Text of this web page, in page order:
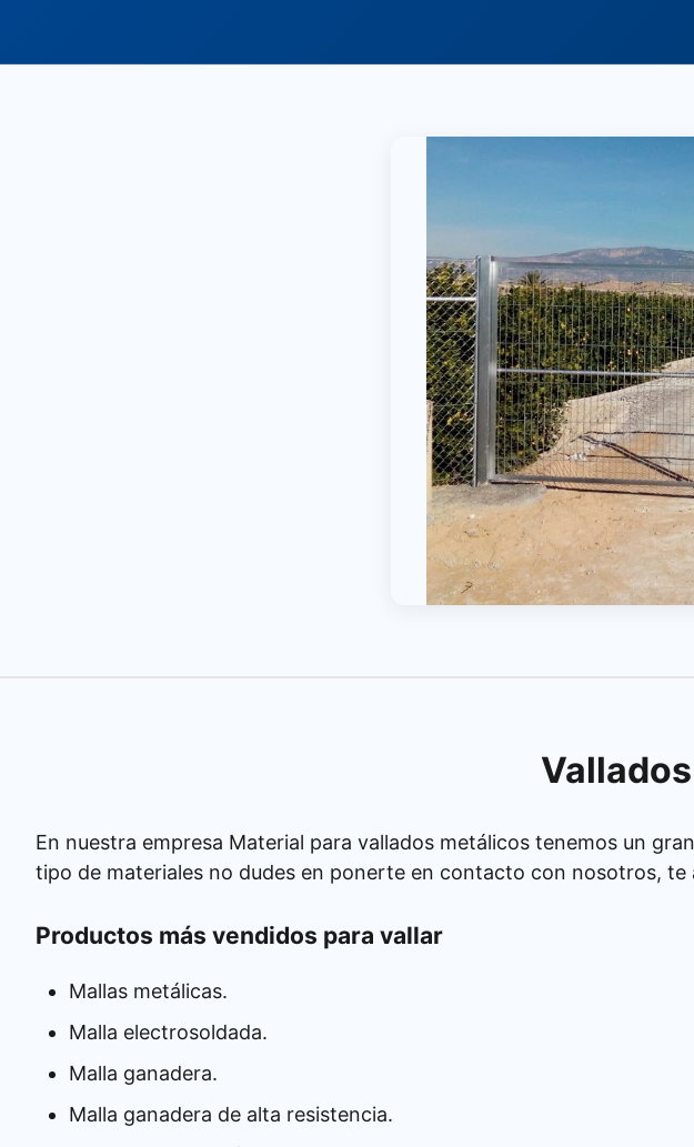
En nuestra empresa Material para vallados metálicos tenemos un
tipo de materiales no dudes en ponerte en contacto con nosotros,
Productos más vendidos para vallar
Mallas metálicas.
Malla electrosoldada.
Malla ganadera.
Malla ganadera de alta resistencia.